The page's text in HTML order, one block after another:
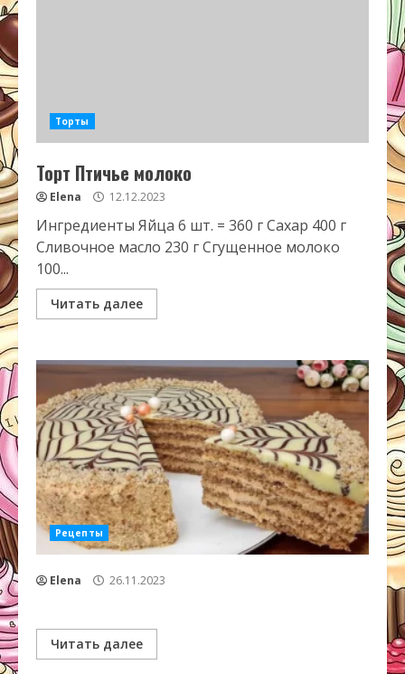
Торты
Торт Птичье молоко
Elena 12.12.2023
Ингредиенты Яйца 6 шт. = 360 г Сахар 400 г
Сливочное масло 230 г Сгущенное молоко
100...
Читать далее
Рецепты
Elena 26.11.2023
Читать далее